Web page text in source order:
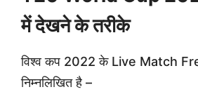
में देखने के तरीके
विश्व कप 2022 के Live Match
निम्नलिखित है –